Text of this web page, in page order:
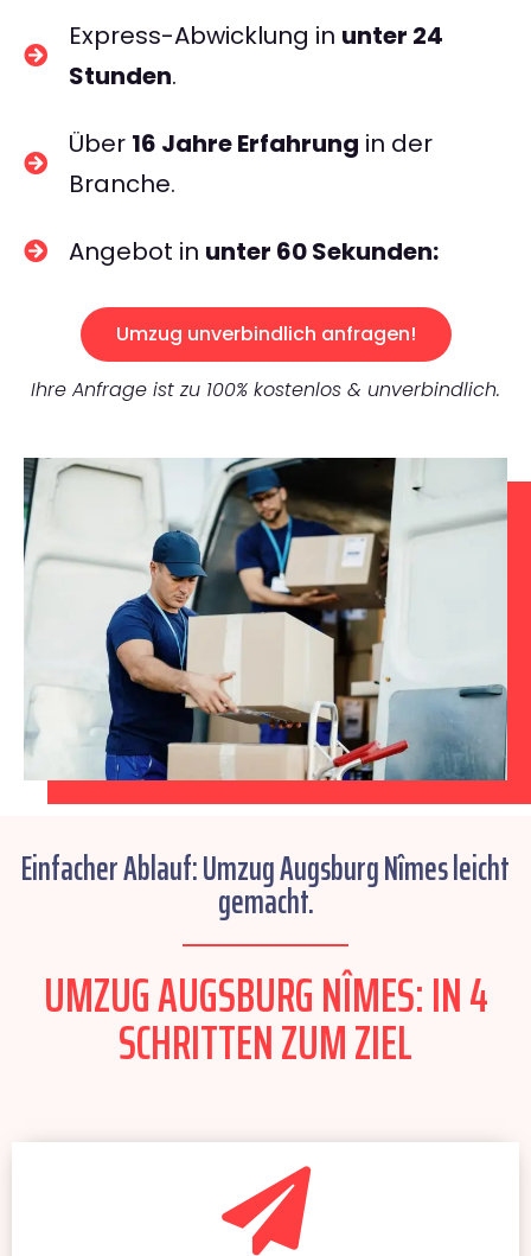
Express-Abwicklung in unter 24
Stunden.
Über 16 Jahre Erfahrung in der
Branche.
Angebot in unter 60 Sekunden:
Umzug unverbindlich anfragen!
Ihre Anfrage ist zu 100% kostenlos & unverbindlich.
Einfacher Ablauf: Umzug Augsburg Nîmes leicht
gemacht.
UMZUG AUGSBURG NÎMES: IN 4
SCHRITTEN ZUM ZIEL